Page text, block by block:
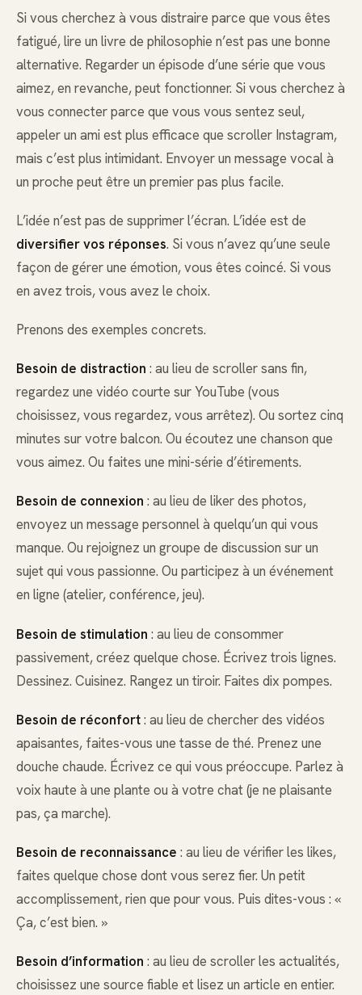
Si vous cherchez à vous distraire parce que vous êtes
fatigué, lire un livre de philosophie n’est pas une bonne
alternative. Regarder un épisode d’une série que vous
aimez, en revanche, peut fonctionner. Si vous cherchez à
vous connecter parce que vous vous sentez seul,
appeler un ami est plus efficace que scroller Instagram,
mais c’est plus intimidant. Envoyer un message vocal à
un proche peut être un premier pas plus facile.
L’idée n’est pas de supprimer l’écran. L’idée est de
diversifier vos réponses. Si vous n’avez qu’une seule
façon de gérer une émotion, vous êtes coincé. Si vous
en avez trois, vous avez le choix.
Prenons des exemples concrets.
Besoin de distraction : au lieu de scroller sans fin,
regardez une vidéo courte sur YouTube (vous
choisissez, vous regardez, vous arrêtez). Ou sortez cinq
minutes sur votre balcon. Ou écoutez une chanson que
vous aimez. Ou faites une mini-série d’étirements.
Besoin de connexion : au lieu de liker des photos,
envoyez un message personnel à quelqu’un qui vous
manque. Ou rejoignez un groupe de discussion sur un
sujet qui vous passionne. Ou participez à un événement
en ligne (atelier, conférence, jeu).
Besoin de stimulation : au lieu de consommer
passivement, créez quelque chose. Écrivez trois lignes.
Dessinez. Cuisinez. Rangez un tiroir. Faites dix pompes.
Besoin de réconfort: au lieu de chercher des vidéos
apaisantes, faites-vous une tasse de thé. Prenez une
douche chaude. Écrivez ce qui vous préoccupe. Parlez à
voix haute à une plante ou à votre chat (je ne plaisante
pas, ça marche).
Besoin de reconnaissance : au lieu de vérifier les likes,
faites quelque chose dont vous serez fier. Un petit
accomplissement, rien que pour vous. Puis dites-vous : «
Ça, c’est bien. »
Besoin d’information : au lieu de scroller les actualités,
choisissez une source fiable et lisez un article en entier.